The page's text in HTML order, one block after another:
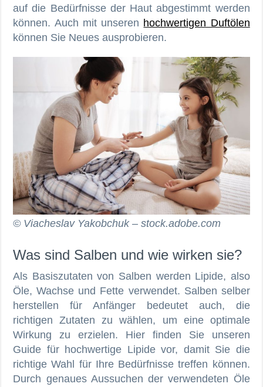
auf die Bedürfnisse der Haut abgestimmt werden
können. Auch mit unseren hochwertigen Duftölen
können Sie Neues ausprobieren.
© Viacheslav Yakobchuk – stock.adobe.com
Was sind Salben und wie wirken sie?
Als Basiszutaten von Salben werden Lipide, also
Öle, Wachse und Fette verwendet. Salben selber
herstellen für Anfänger bedeutet auch, die
richtigen Zutaten zu wählen, um eine optimale
Wirkung zu erzielen. Hier finden Sie unseren
Guide für hochwertige Lipide vor, damit Sie die
richtige Wahl für Ihre Bedürfnisse treffen können.
Durch genaues Aussuchen der verwendeten Öle